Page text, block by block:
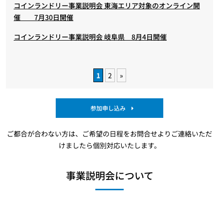
コインランドリー事業説明会 東海エリア対象のオンライン開
催 7月30日開催
コインランドリー事業説明会 岐阜県 8月4日開催
1 2 »
参加申し込み
ご都合が合わない方は、ご希望の日程をお問合せよりご連絡いただ
けましたら個別対応いたします。
事業説明会について